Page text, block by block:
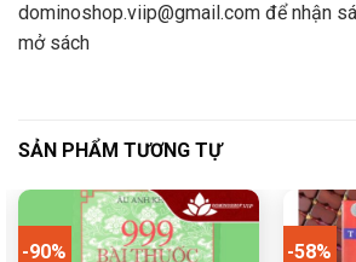
dominoshop.viip@gmail.com để nhận
mở sách
SẢN PHẨM TƯƠNG TỰ
-90% -58%